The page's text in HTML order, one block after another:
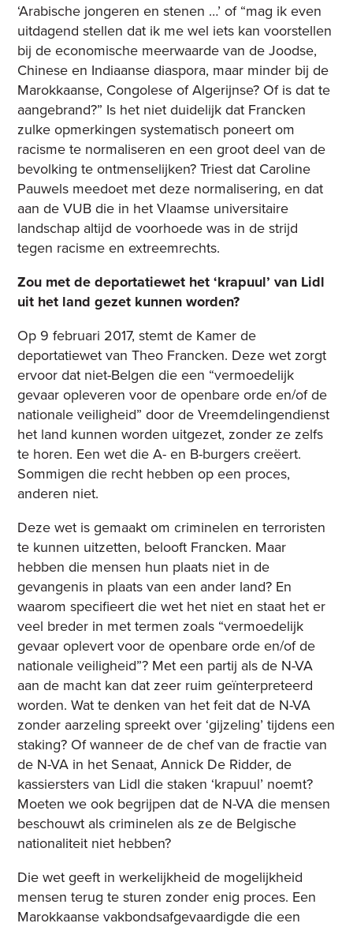
‘Arabische jongeren en stenen …’ of “mag ik even
uitdagend stellen dat ik me wel iets kan voorstellen
bij de economische meerwaarde van de Joodse,
Chinese en Indiaanse diaspora, maar minder bij de
Marokkaanse, Congolese of Algerijnse? Of is dat te
aangebrand?” Is het niet duidelijk dat Francken
zulke opmerkingen systematisch poneert om
racisme te normaliseren en een groot deel van de
bevolking te ontmenselijken? Triest dat Caroline
Pauwels meedoet met deze normalisering, en dat
aan de VUB die in het Vlaamse universitaire
landschap altijd de voorhoede was in de strijd
tegen racisme en extreemrechts.
Zou met de deportatiewet het ‘krapuul’ van Lidl
uit het land gezet kunnen worden?
Op 9 februari 2017, stemt de Kamer de
deportatiewet van Theo Francken. Deze wet zorgt
ervoor dat niet-Belgen die een “vermoedelijk
gevaar opleveren voor de openbare orde en/of de
nationale veiligheid” door de Vreemdelingendienst
het land kunnen worden uitgezet, zonder ze zelfs
te horen. Een wet die A- en B-burgers creëert.
Sommigen die recht hebben op een proces,
anderen niet.
Deze wet is gemaakt om criminelen en terroristen
te kunnen uitzetten, belooft Francken. Maar
hebben die mensen hun plaats niet in de
gevangenis in plaats van een ander land? En
waarom specifieert die wet het niet en staat het er
veel breder in met termen zoals “vermoedelijk
gevaar oplevert voor de openbare orde en/of de
nationale veiligheid”? Met een partij als de N-VA
aan de macht kan dat zeer ruim geïnterpreteerd
worden. Wat te denken van het feit dat de N-VA
zonder aarzeling spreekt over ‘gijzeling’ tijdens een
staking? Of wanneer de de chef van de fractie van
de N-VA in het Senaat, Annick De Ridder, de
kassiersters van Lidl die staken ‘krapuul’ noemt?
Moeten we ook begrijpen dat de N-VA die mensen
beschouwt als criminelen als ze de Belgische
nationaliteit niet hebben?
Die wet geeft in werkelijkheid de mogelijkheid
mensen terug te sturen zonder enig proces. Een
Marokkaanse vakbondsafgevaardigde die een